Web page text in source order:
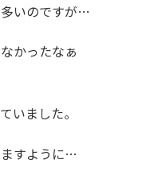
いのですが…
かったなぁ
いました。
すように…